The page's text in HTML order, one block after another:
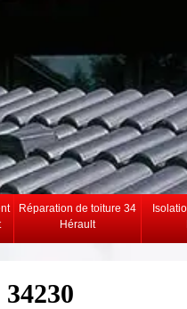
Réparation de toiture 34
Hérault